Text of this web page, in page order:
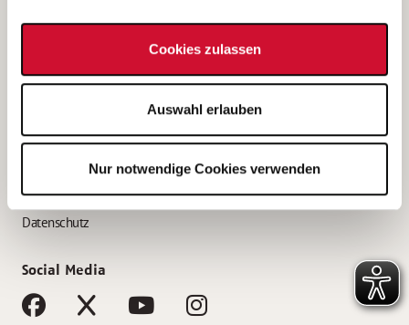
Cookies zulassen
Auswahl erlauben
Nur notwendige Cookies verwenden
Bewerbung als Altenpflegehelfer*in
Bewerbung als Erzieher*in
AWO Gliederungen nach Bundesland
Impressum
Datenschutz
Social Media